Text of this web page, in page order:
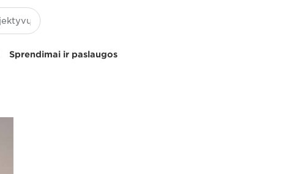
Sprendimai ir paslaugos